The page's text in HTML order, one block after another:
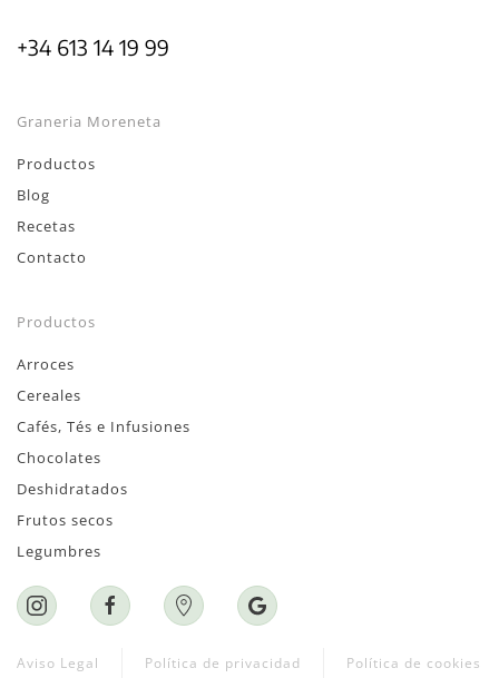
+34 613 14 19 99
Graneria Moreneta
Productos
Blog
Recetas
Contacto
Productos
Arroces
Cereales
Cafés, Tés e Infusiones
Chocolates
Deshidratados
Frutos secos
Legumbres
Aviso Legal Política de privacidad Política de cookies